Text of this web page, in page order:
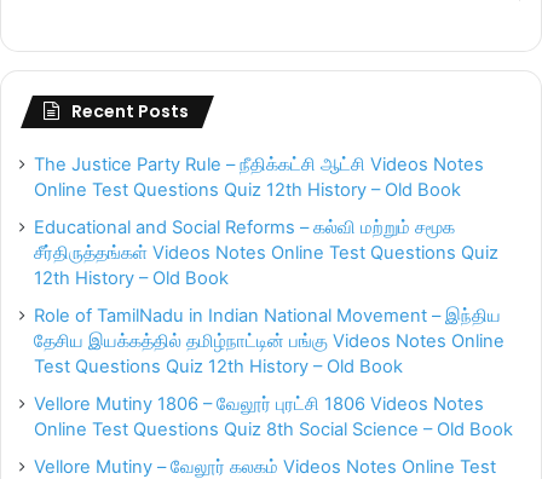
Recent Posts
The Justice Party Rule – நீதிக்கட்சி ஆட்சி Videos Notes
Online Test Questions Quiz 12th History – Old Book
Educational and Social Reforms – கல்வி மற்றும் சமூக
சீர்திருத்தங்கள் Videos Notes Online Test Questions Quiz
12th History – Old Book
Role of TamilNadu in Indian National Movement – இந்திய
தேசிய இயக்கத்தில் தமிழ்நாட்டின் பங்கு Videos Notes Online
Test Questions Quiz 12th History – Old Book
Vellore Mutiny 1806 – வேலூர் புரட்சி 1806 Videos Notes
Online Test Questions Quiz 8th Social Science – Old Book
Vellore Mutiny – வேலூர் கலகம் Videos Notes Online Test